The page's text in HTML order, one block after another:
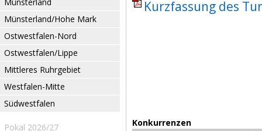
Münsterland/Hohe Mark
Ostwestfalen-Nord
Ostwestfalen/Lippe
Mittleres Ruhrgebiet
Westfalen-Mitte
Südwestfalen
Pokal 2026/27
Kurzfassung des
Konkurrenzen